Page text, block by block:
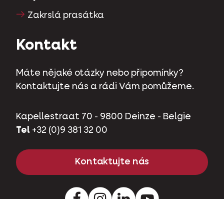
Zakrslá prasátka
Kontakt
Máte nějaké otázky nebo připomínky?
Kontaktujte nás a rádi Vám pomůžeme.
Kapellestraat 70 - 9800 Deinze - Belgie
Tel +32 (0)9 381 32 00
Kontaktujte nás
FacebookInstagramLinkedInYoutube